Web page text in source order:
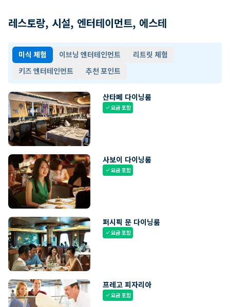
레스토랑, 시설, 엔터테이먼트, 에스테
미식 체험 이브닝 엔터테인먼트
리트릿 체험
키즈 엔터테인먼트
추천 포인트
산타페 다이닝룸
check요금 포함
사보이 다이닝룸
check요금 포함
퍼시픽 문 다이닝룸
check요금 포함
프레고 피자리아
check요금 포함